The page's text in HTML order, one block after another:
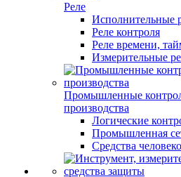
Реле
Исполнительные
Реле контроля
Реле времени,
Измерительные
Промышленные
производства
Логические
Промышленная
Средства